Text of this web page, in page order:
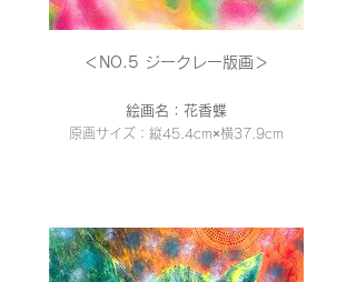
＜NO.5 ジークレー版画＞
絵画名：花香蝶
原画サイズ：縦45.4cm×横37 .9cm